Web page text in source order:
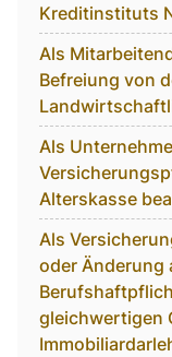
Kreditinstituts
Als
Befreiung von
Als
Alterskasse
Als
oder Änderung
gleichwertigen